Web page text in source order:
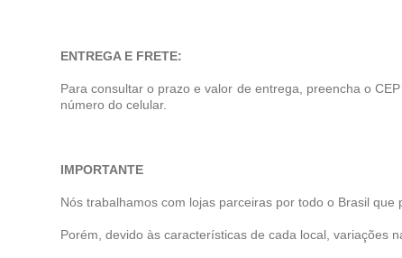
ENTREGA E FRETE:
Para consultar o prazo e valor de entrega, preencha o
número do celular.
IMPORTANTE
Nós trabalhamos com lojas parceiras por todo o Brasil
Porém, devido às características de cada local, variações